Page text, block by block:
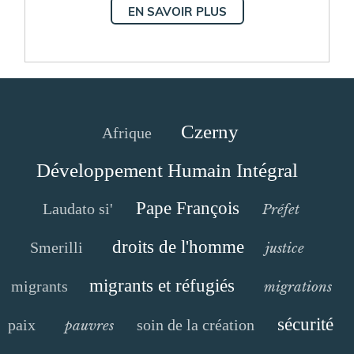
EN SAVOIR PLUS
Afrique
Czerny
Développement Humain Intégral
Laudato si' Pape François Préfet
Smerilli droits de l'homme justice
migrants migrants et réfugiés migrations
paix pauvres soin de la création sécurité